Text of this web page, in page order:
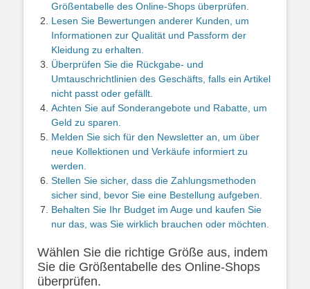
Größentabelle des Online-Shops überprüfen.
Lesen Sie Bewertungen anderer Kunden, um
Informationen zur Qualität und Passform der
Kleidung zu erhalten.
Überprüfen Sie die Rückgabe- und
Umtauschrichtlinien des Geschäfts, falls ein Artikel
nicht passt oder gefällt.
Achten Sie auf Sonderangebote und Rabatte, um
Geld zu sparen.
Melden Sie sich für den Newsletter an, um über
neue Kollektionen und Verkäufe informiert zu
werden.
Stellen Sie sicher, dass die Zahlungsmethoden
sicher sind, bevor Sie eine Bestellung aufgeben.
Behalten Sie Ihr Budget im Auge und kaufen Sie
nur das, was Sie wirklich brauchen oder möchten.
Wählen Sie die richtige Größe aus, indem
Sie die Größentabelle des Online-Shops
überprüfen.